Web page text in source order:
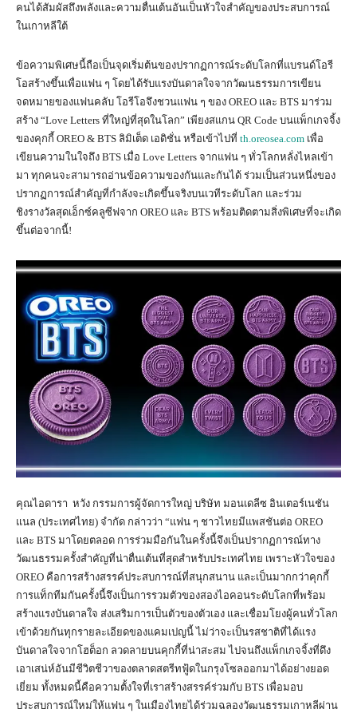
คนได้สัมผัสถึงพลังและความตื่นเต้นอันเป็นหัวใจสำคัญของประสบการณ์
ในเกาหลีใต้
ข้อความพิเศษนี้ถือเป็นจุดเริ่มต้นของปรากฏการณ์ระดับโลกที่แบรนด์โอรี
โอสร้างขึ้นเพื่อแฟน ๆ โดยได้รับแรงบันดาลใจจากวัฒนธรรมการเขียน
จดหมายของแฟนคลับ โอรีโอจึงชวนแฟน ๆ ของ OREO และ BTS มาร่วม
สร้าง “Love Letters ที่ใหญ่ที่สุดในโลก” เพียงสแกน QR Code บนแพ็กเกจจิ้ง
ของคุกกี้ OREO & BTS ลิมิเต็ด เอดิชั่น หรือเข้าไปที่ th.oreosea.com เพื่อ
เขียนความในใจถึง BTS เมื่อ Love Letters จากแฟน ๆ ทั่วโลกหลั่งไหลเข้า
มา ทุกคนจะสามารถอ่านข้อความของกันและกันได้ ร่วมเป็นส่วนหนึ่งของ
ปรากฏการณ์สำคัญที่กำลังจะเกิดขึ้นจริงบนเวทีระดับโลก และร่วม
ชิงรางวัลสุดเอ็กซ์คลูซีฟจาก OREO และ BTS พร้อมติดตามสิ่งพิเศษที่จะเกิด
ขึ้นต่อจากนี้!
คุณไอดารา หวัง กรรมการผู้จัดการใหญ่ บริษัท มอนเดลีซ อินเตอร์เนชัน
แนล (ประเทศไทย) จำกัด กล่าวว่า “แฟน ๆ ชาวไทยมีแพสชันต่อ OREO
และ BTS มาโดยตลอด การร่วมมือกันในครั้งนี้จึงเป็นปรากฏการณ์ทาง
วัฒนธรรมครั้งสำคัญที่น่าตื่นเต้นที่สุดสำหรับประเทศไทย เพราะหัวใจของ
OREO คือการสร้างสรรค์ประสบการณ์ที่สนุกสนาน และเป็นมากกว่าคุกกี้
การแท็กทีมกันครั้งนี้จึงเป็นการรวมตัวของสองไอคอนระดับโลกที่พร้อม
สร้างแรงบันดาลใจ ส่งเสริมการเป็นตัวของตัวเอง และเชื่อมโยงผู้คนทั่วโลก
เข้าด้วยกันทุกรายละเอียดของแคมเปญนี้ ไม่ว่าจะเป็นรสชาติที่ได้แรง
บันดาลใจจากโฮต็อก ลวดลายบนคุกกี้ที่น่าสะสม ไปจนถึงแพ็กเกจจิ้งที่ดึง
เอาเสน่ห์อันมีชีวิตชีวาของตลาดสตรีทฟู้ดในกรุงโซลออกมาได้อย่างยอด
เยี่ยม ทั้งหมดนี้คือความตั้งใจที่เราสร้างสรรค์ร่วมกับ BTS เพื่อมอบ
ประสบการณ์ใหม่ให้แฟน ๆ ในเมืองไทยได้ร่วมฉลองวัฒนธรรมเกาหลีผ่าน